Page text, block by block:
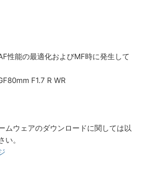
性能の最適化およびMF時に発生して
F1.7 R WR
ムウェアのダウンロードに関しては以
。